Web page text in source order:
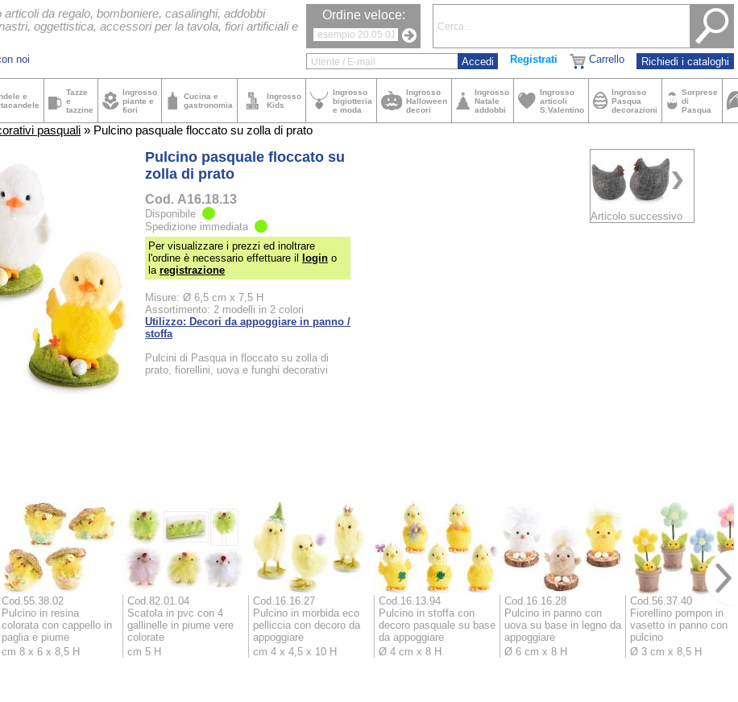
noi Registrati Carrello Richiedi i cataloghi
articoli da regalo, bomboniere, casalinghi, addobbi
oggettistica, accessori per la tavola, fiori artificiali e
Ordine veloce:
e
Tazze
e
tazzine
Ingrosso
piante e
fiori
Cucina e
gastronomia
Ingrosso
Kids
Ingrosso
bigiotteria
e moda
Ingrosso
Halloween
decori
Ingrosso
Natale
addobbi
Ingrosso
articoli
S.Valentino
Ingrosso
Pasqua
decorazioni
Sorprese
di
Pasqua
pasquali » Pulcino pasquale floccato su zolla di prato
Pulcino pasquale floccato su
zolla di prato
Cod. A16.18.13
Disponibile
Spedizione immediata
Per visualizzare i prezzi ed inoltrare
l'ordine è necessario effettuare il
login o
la registrazione
Misure: Ø 6,5 cm x 7,5 H
Assortimento: 2 modelli in 2 colori
Utilizzo: Decori da appoggiare in panno /
stoffa
Pulcini di Pasqua in floccato su zolla di
prato, fiorellini, uova e funghi decorativi
Articolo successivo
Cod.55.38.02
Pulcino in resina
colorata con cappello in
paglia e piume
cm 8 x 6 x 8,5 H
Cod.82.01.04
Scatola in pvc con 4
gallinelle in piume vere
colorate
cm 5 H
Cod.16.16.27
Pulcino in morbida eco
pelliccia con decoro da
appoggiare
cm 4 x 4,5 x 10 H
Cod.16.13.94
Pulcino in stoffa con
decoro pasquale su base
da appoggiare
Ø 4 cm x 8 H
Cod.16.16.28
Pulcino in panno con
uova su base in legno da
appoggiare
Ø 6 cm x 8 H
Cod.56.37.40
Fiorellino pompon in
vasetto in panno con
pulcino
Ø 3 cm x 8,5 H